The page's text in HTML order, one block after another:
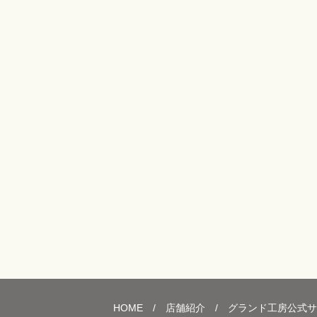
HOME / 店舗紹介 / グランド工房公式